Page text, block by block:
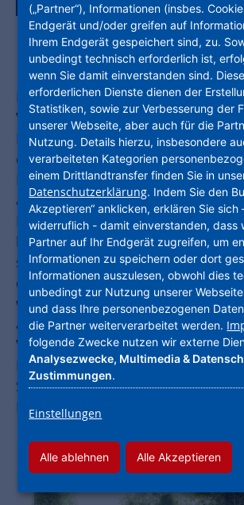
Michael Groschek, Präsident des
Verbandes für Wohnungswesen,
Raumordnung
e. V., brachte es gleich mit seinen
Eröffnungsworten auf den Punkt:
aufgerufen, Gemeinschaft
Man darf sich durch Corona nicht
lassen. Soziale Distanz ist keine
soziale Tugend. Sie ist eine
die nicht zum Leitfaden von
werden darf." Starke Worte
auf der Web-Konferenz des
Verbandes für Wohnungswesen,
Raumordnung e. V., dem
STADTENTWICKLER und der
Menschen.
(„Partner“), Informationen (insbes.
Endgerät und/oder greifen auf
Ihrem Endgerät gespeichert sind, zu.
unbedingt technisch erforderlich ist,
wenn Sie damit einverstanden sind.
erforderlichen Dienste dienen der
Statistiken, sowie zur Verbesserung der
unserer Webseite, aber auch für die
Nutzung. Details hierzu, insbesondere
verarbeiteten Kategorien
einem Drittlandtransfer finden Sie in
Datenschutzerklärung. Indem Sie den
Akzeptieren“ anklicken, erklären Sie sich
widerruflich - damit einverstanden, dass
Partner auf Ihr Endgerät zugreifen, um
Informationen zu speichern oder dort
Informationen auszulesen, obwohl dies
unbedingt zur Nutzung unserer
und dass Ihre personenbezogenen
die Partner weiterverarbeitet werden.
folgende Zwecke nutzen wir externe
Analysezwecke, Multimedia &
Zustimmungen.
Einstellungen
Alle ablehnen Alle Akzeptieren